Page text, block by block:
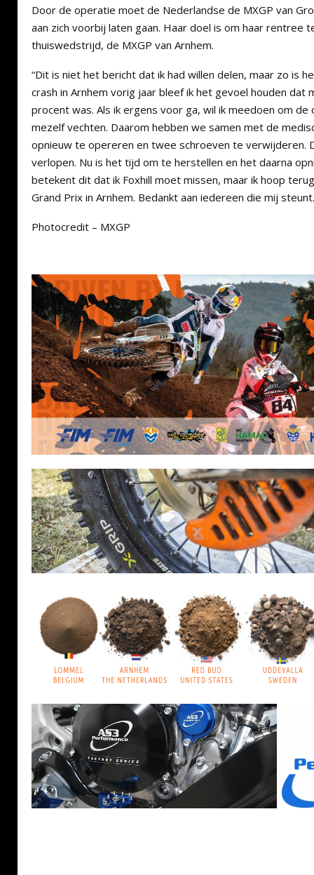
Door de operatie moet de Nederlandse de MXGP van
aan zich voorbij laten gaan. Haar doel is om haar rentree
thuiswedstrijd, de MXGP van Arnhem.
“Dit is niet het bericht dat ik had willen delen, maar zo is
crash in Arnhem vorig jaar bleef ik het gevoel houden dat
procent was. Als ik ergens voor ga, wil ik meedoen om
mezelf vechten. Daarom hebben we samen met de
opnieuw te opereren en twee schroeven te verwijderen.
verlopen. Nu is het tijd om te herstellen en het daarna
betekent dit dat ik Foxhill moet missen, maar ik hoop
Grand Prix in Arnhem. Bedankt aan iedereen die mij
Photocredit – MXGP